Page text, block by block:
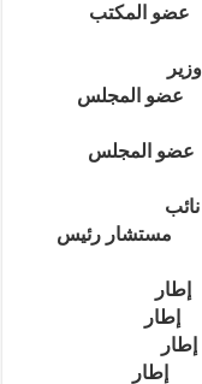
المكتب
المجلس
المجلس
مستشار رئيس
إطار
إطار